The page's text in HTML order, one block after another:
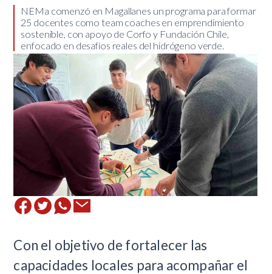
​NEMa comenzó en Magallanes un programa para formar
25 docentes como team coaches en emprendimiento
sostenible, con apoyo de Corfo y Fundación Chile,
enfocado en desafíos reales del hidrógeno verde.
Con el objetivo de fortalecer las
capacidades locales para acompañar el